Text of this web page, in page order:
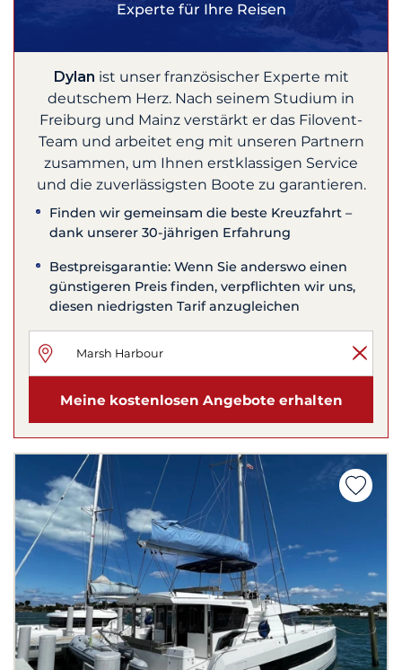
Experte für Ihre Reisen
Dylan ist unser französischer Experte mit
deutschem Herz. Nach seinem Studium in
Freiburg und Mainz verstärkt er das Filovent-
Team und arbeitet eng mit unseren Partnern
zusammen, um Ihnen erstklassigen Service
und die zuverlässigsten Boote zu garantieren.
Finden wir gemeinsam die beste Kreuzfahrt –
dank unserer 30-jährigen Erfahrung
Bestpreisgarantie: Wenn Sie anderswo einen
günstigeren Preis finden, verpflichten wir uns,
diesen niedrigsten Tarif anzugleichen
Meine kostenlosen Angebote erhalten